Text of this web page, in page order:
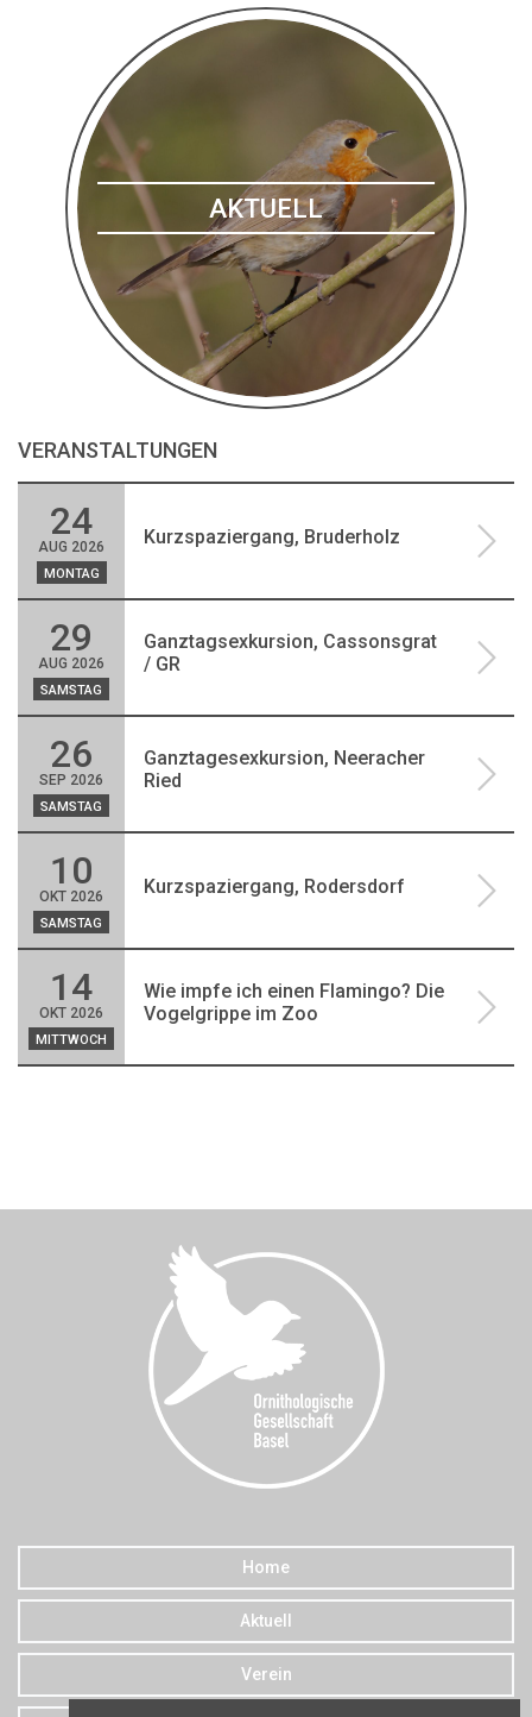
AKTUELL
VERANSTALTUNGEN
24
AUG 2026
MONTAG
Kurzspaziergang, Bruderholz
29
AUG 2026
SAMSTAG
Ganztagsexkursion, Cassonsgrat
/ GR
26
SEP 2026
SAMSTAG
Ganztagesexkursion, Neeracher
Ried
10
OKT 2026
SAMSTAG
Kurzspaziergang, Rodersdorf
14
OKT 2026
MITTWOCH
Wie impfe ich einen Flamingo? Die
Vogelgrippe im Zoo
Home
Aktuell
Verein